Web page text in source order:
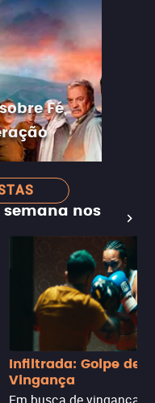
Fé,
nos
Infiltrada: Golpe de
Vingança